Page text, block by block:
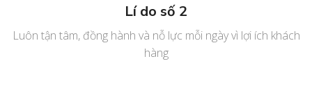
Lí do số 2
Luôn tận tâm, đồng hành và nỗ lực mỗi ngày vì lợi ích khách
hàng